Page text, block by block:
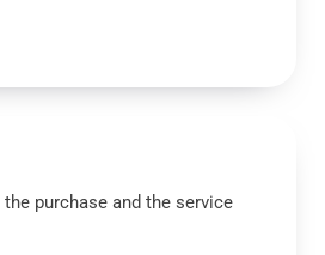
purchase and the service